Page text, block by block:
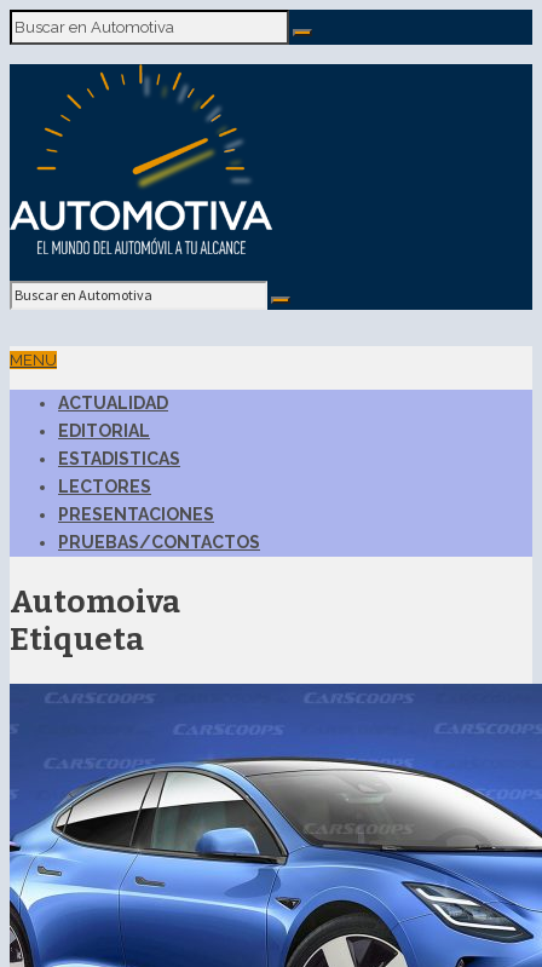
MENU
ACTUALIDAD
EDITORIAL
ESTADISTICAS
LECTORES
PRESENTACIONES
PRUEBAS/CONTACTOS
Automoiva
Etiqueta